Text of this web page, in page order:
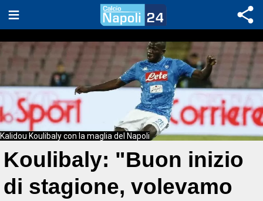
Kalidou Koulibaly con la maglia del Napoli
Koulibaly: "Buon inizio
di stagione, volevamo